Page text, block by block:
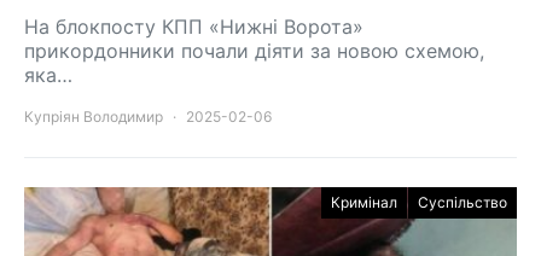
На блокпосту КПП «Нижні Ворота»
прикордонники почали діяти за новою схемою,
яка…
Купріян Володимир 2025-02-06
Кримінал Суспільство